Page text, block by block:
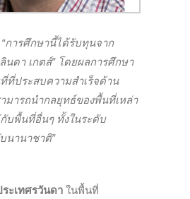
“การศึกษานี้ได้รับทุนจาก
นดา เกตส์” โดยผลการศึกษา
ที่ประสบความสำเร็จด้าน
มารถนำกลยุทธ์ของพื้นที่เหล่า
บพื้นที่อื่นๆ ทั้งในระดับ
นานาชาติ”
ระเทศรวันดา ในพื้นที่